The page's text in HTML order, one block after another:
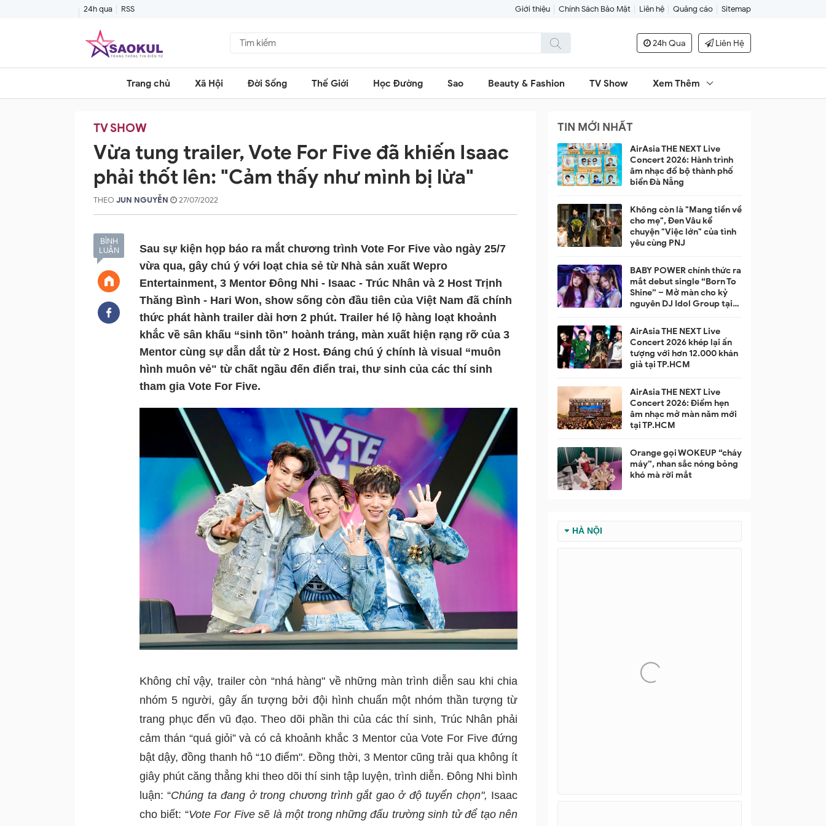
24h qua RSS Giới thiệu Chính Sách Bảo Mật Liên hệ Quảng cáo Sitemap
24h Qua Liên Hệ
Trang chủ Xã Hội Đời Sống Thế Giới Học Đường Sao Beauty & Fashion TV Show Xem Thêm
TV SHOW
Vừa tung trailer, Vote For Five đã khiến Isaac
phải thốt lên: "Cảm thấy như mình bị lừa"
THEO JUN NGUYỄN 27/07/2022
BÌNH
LUẬN
Sau sự kiện họp báo ra mắt chương trình Vote For Five vào ngày 25/7
vừa qua, gây chú ý với loạt chia sẻ từ Nhà sản xuất Wepro
Entertainment, 3 Mentor Đông Nhi - Isaac - Trúc Nhân và 2 Host Trịnh
Thăng Bình - Hari Won, show sống còn đầu tiên của Việt Nam đã chính
thức phát hành trailer dài hơn 2 phút. Trailer hé lộ hàng loạt khoảnh
khắc về sân khấu “sinh tồn" hoành tráng, màn xuất hiện rạng rỡ của 3
Mentor cùng sự dẫn dắt từ 2 Host. Đáng chú ý chính là visual “muôn
hình muôn vẻ" từ chất ngầu đến điển trai, thư sinh của các thí sinh
tham gia Vote For Five.
Không chỉ vậy, trailer còn “nhá hàng" về những màn trình diễn sau khi chia
nhóm 5 người, gây ấn tượng bởi đội hình chuẩn một nhóm thần tượng từ
trang phục đến vũ đạo. Theo dõi phần thi của các thí sinh, Trúc Nhân phải
cảm thán “quá giỏi” và có cả khoảnh khắc 3 Mentor của Vote For Five đứng
bật dậy, đồng thanh hô “10 điểm". Đồng thời, 3 Mentor cũng trải qua không ít
giây phút căng thẳng khi theo dõi thí sinh tập luyện, trình diễn. Đông Nhi bình
luận: “Chúng ta đang ở trong chương trình gắt gao ở độ tuyển chọn", Isaac
cho biết: “Vote For Five sẽ là một trong những đấu trường sinh tử để tạo nên
TIN MỚI NHẤT
AirAsia THE NEXT Live
Concert 2026: Hành trình
âm nhạc đổ bộ thành phố
biển Đà Nẵng
Không còn là "Mang tiền về
cho mẹ", Đen Vâu kể
chuyện "Việc lớn" của tình
yêu cùng PNJ
BABY POWER chính thức ra
mắt debut single “Born To
Shine” – Mở màn cho kỷ
nguyên DJ Idol Group tại
AirAsia THE NEXT Live
Concert 2026 khép lại ấn
tượng với hơn 12.000 khán
giả tại TP.HCM
AirAsia THE NEXT Live
Concert 2026: Điểm hẹn
âm nhạc mở màn năm mới
tại TP.HCM
Orange gọi WOKEUP “cháy
máy”, nhan sắc nóng bỏng
khó mà rời mắt
HÀ NỘI